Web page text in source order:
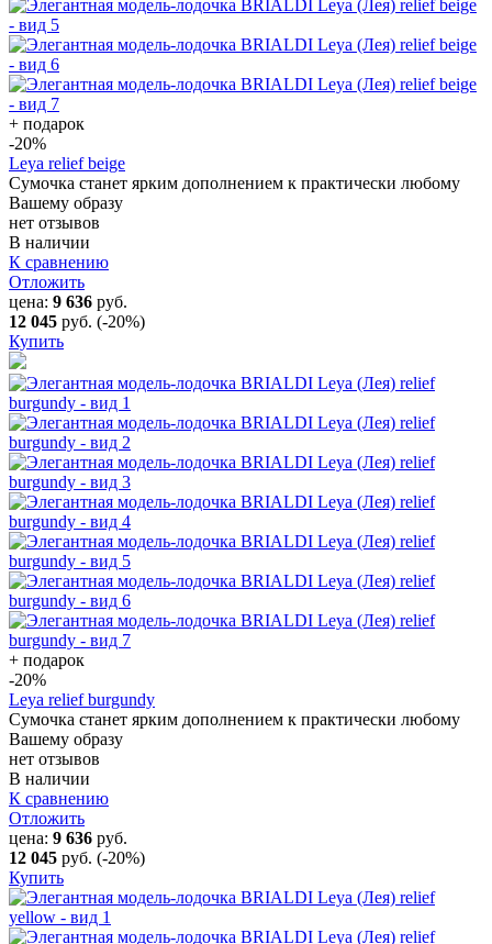
+ подарок
-20%
Leya relief beige
Сумочка станет ярким дополнением к практически любому
Вашему образу
нет отзывов
В наличии
К сравнению
Отложить
цена: 9 636 руб.
12 045 руб. (-20%)
Купить
+ подарок
-20%
Leya relief burgundy
Сумочка станет ярким дополнением к практически любому
Вашему образу
нет отзывов
В наличии
К сравнению
Отложить
цена: 9 636 руб.
12 045 руб. (-20%)
Купить